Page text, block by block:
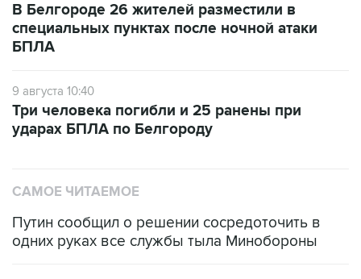
В Белгороде 26 жителей разместили в
специальных пунктах после ночной атаки
БПЛА
9 августа 10:40
Три человека погибли и 25 ранены при
ударах БПЛА по Белгороду
САМОЕ ЧИТАЕМОЕ
Путин сообщил о решении сосредоточить в
одних руках все службы тыла Минобороны